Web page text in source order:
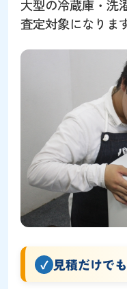
大型の冷蔵庫・洗
査定対象になります
見積だけでも